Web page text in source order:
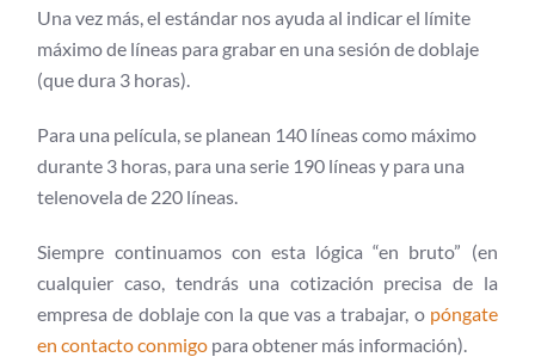
Una vez más, el estándar nos ayuda al indicar el límite
máximo de líneas para grabar en una sesión de doblaje
(que dura 3 horas).
Para una película, se planean 140 líneas como máximo
durante 3 horas, para una serie 190 líneas y para una
telenovela de 220 líneas.
Siempre continuamos con esta lógica “en bruto” (en
cualquier caso, tendrás una cotización precisa de la
empresa de doblaje con la que vas a trabajar, o póngate
en contacto conmigo para obtener más información).